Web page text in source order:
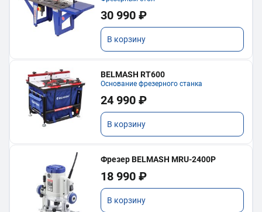
30 990 ₽
В корзину
BELMASH RT600
Основание фрезерного станка
24 990 ₽
В корзину
Фрезер BELMASH MRU-2400P
18 990 ₽
В корзину